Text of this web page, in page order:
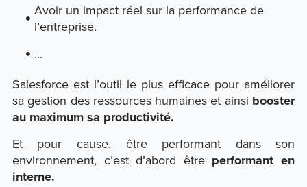
Avoir un impact réel sur la performance de
l’entreprise.
...
Salesforce est l’outil le plus efficace pour améliorer
sa gestion des ressources humaines et ainsi booster
au maximum sa productivité.
Et pour cause, être performant dans son
environnement, c’est d’abord être performant en
interne.